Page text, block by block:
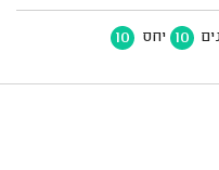
10 יחס 10